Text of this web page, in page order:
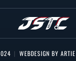
| WEBDESIGN BY ARTIE